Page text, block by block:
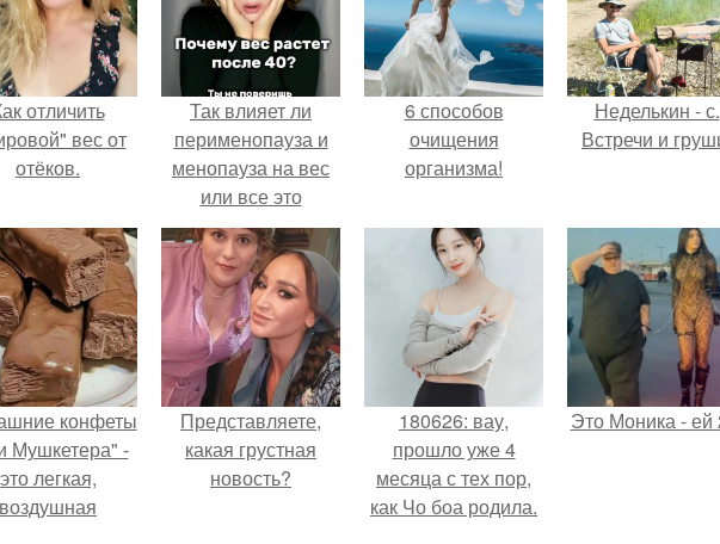
отличить
вес от
отёков.
Так влияет ли
перименопауза и
менопауза на вес
или все это
ерунда?
6 способов
очищения
организма!
Неделькин - с.
Встречи и
конфеты
Мушкетера" -
это легкая,
воздушная
Представляете,
какая грустная
новость?
180626: вау,
прошло уже 4
месяца с тех пор,
как Чо боа родила.
Это Моника - ей